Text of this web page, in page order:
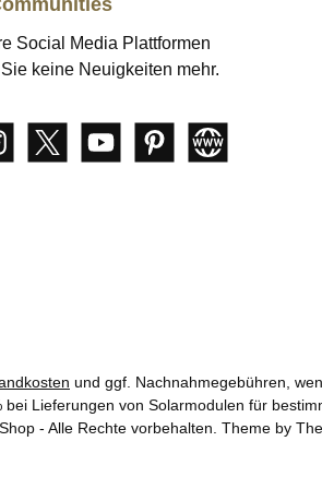
Social Media Plattformen
keine Neuigkeiten mehr.
X / TwitterYouTubePinterestWebsite
und ggf. Nachnahmegebühren,
Lieferungen von Solarmodulen für
- Alle Rechte vorbehalten. Theme by